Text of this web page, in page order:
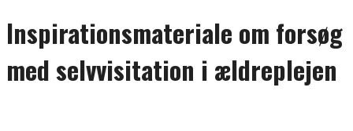
Inspirationsmateriale om forsøg
med selvvisitation i ældreplejen